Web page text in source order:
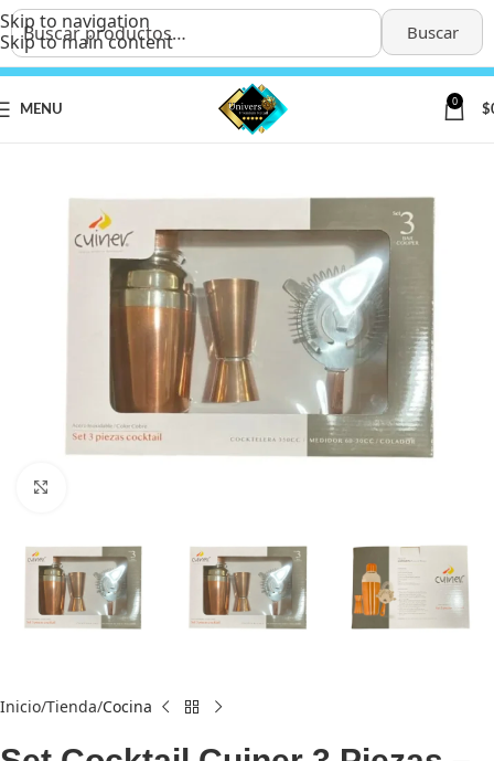
Buscar
Skip to navigation
Skip to main content
MENU
0
$
Inicio Tienda Cocina